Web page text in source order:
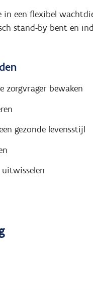
in een flexibel
stand-by bent en
zorgvrager bewaken
gezonde levensstijl